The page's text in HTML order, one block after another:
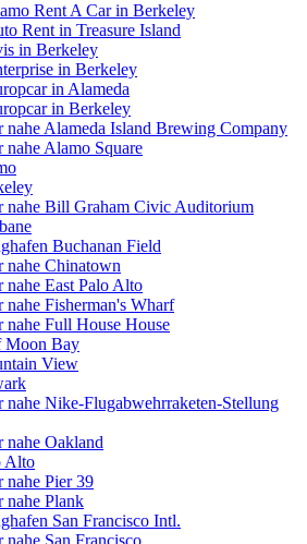
Rent A Car in Berkeley
Rent in Treasure Island
in Berkeley
in Berkeley
in Alameda
in Berkeley
nahe Alameda Island Brewing Company
nahe Alamo Square
nahe Bill Graham Civic Auditorium
Buchanan Field
nahe Chinatown
nahe East Palo Alto
nahe Fisherman's Wharf
nahe Full House House
Moon Bay
View
nahe Nike-Flugabwehrraketen-Stellung
nahe Oakland
Alto
nahe Pier 39
nahe Plank
San Francisco Intl.